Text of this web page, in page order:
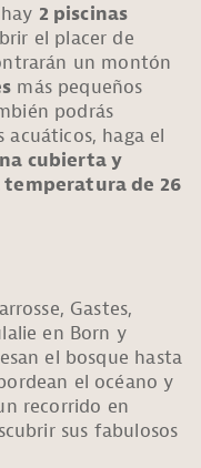
hay 2 piscinas
el placer de
un montón
más pequeños
podrás
acuáticos, haga el
cubierta y
temperatura de 26
Gastes,
en Born y
el bosque hasta
el océano y
recorrido en
sus fabulosos